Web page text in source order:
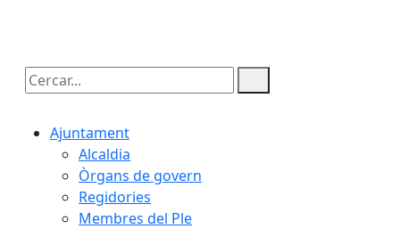
Cercar:
Ajuntament
Alcaldia
Òrgans de govern
Regidories
Membres del Ple